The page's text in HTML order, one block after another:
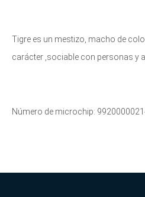
Tigre es un mestizo, macho de
carácter ,sociable con personas y
Número de microchip: